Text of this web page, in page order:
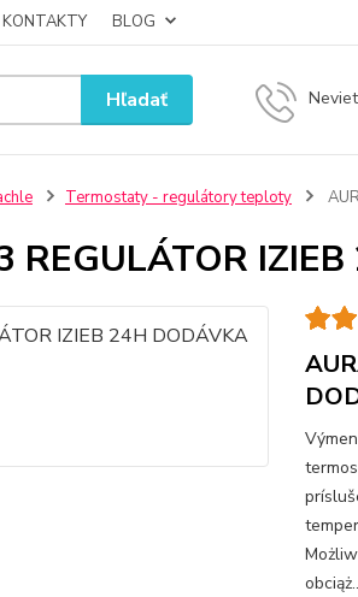
KONTAKTY BLOG
Hľadať
Termostaty - regulátory teploty
REGULÁTOR